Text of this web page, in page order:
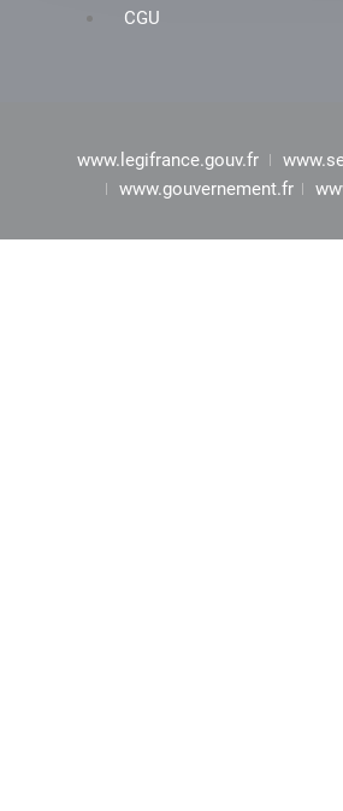
CGU
www.legifrance.gouv.fr
www.gouvernement.fr